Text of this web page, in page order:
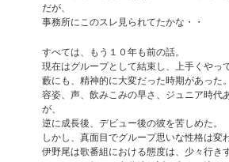
だが、
事務所にこのスレ見られてたかな・・
すべては、もう１０年も前の話。
現在はグループとして結束し、上手くやっ
藪にも、精神的に大変だった時期があった。
容姿、声、飲みこみの早さ、ジュニア時代
が、
逆に成長後、デビュー後の彼を苦しめた。
しかし、真面目でグループ思いな性格は変
伊野尾は歌番組における態度は、少々行き